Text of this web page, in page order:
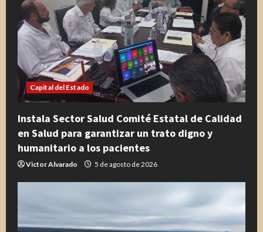
d
o
Capital del Estado
Instala Sector Salud Comité Estatal de Calidad
en Salud para garantizar un trato digno y
humanitario a los pacientes
Victor Alvarado 5 de agosto de 2026